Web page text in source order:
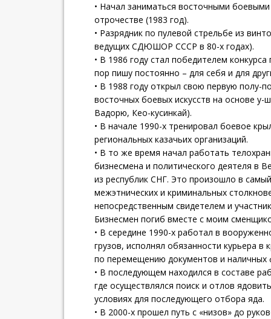
• Начал заниматься восточными боевыми
отрочестве (1983 год).
• Разрядник по пулевой стрельбе из
ведущих СДЮШОР СССР в 80-х годах).
• В 1986 году стал победителем
пор пишу постоянно – для себя и для
• В 1988 году открыл свою первую полу-
восточных боевых искусств на основе у-
Вадорю, Кео-кусинкай).
• В начале 1990-х тренировал боевое
региональных казачьих организаций.
• В то же время начал работать
бизнесмена и политического деятеля в
из республик СНГ. Это произошло в
межэтнических и криминальных
непосредственным свидетелем и
Бизнесмен погиб вместе с моим
• В середине 1990-х работал в
грузов, исполнял обязанности курьера в
по перемещению документов и наличных
• В последующем находился в составе
где осуществлялся поиск и отлов
условиях для последующего отбора яда.
• В 2000-х прошел путь с «низов» до